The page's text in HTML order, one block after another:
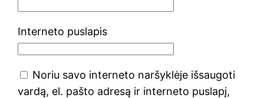
Interneto puslapis
Noriu savo interneto naršyklėje išsaugoti
vardą, el. pašto adresą ir interneto puslapį,